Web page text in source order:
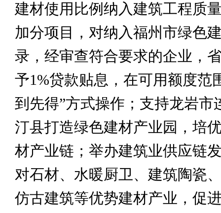
建材使用比例纳入建筑工程质
加分项目，对纳入福州市绿色
录，经审查符合要求的企业，
予1%贷款贴息，在可用额度范
到先得”方式操作；支持龙岩市
汀县打造绿色建材产业园，培
材产业链；举办建筑业供应链
对石材、水暖厨卫、建筑陶瓷
仿古建筑等优势建材产业，促